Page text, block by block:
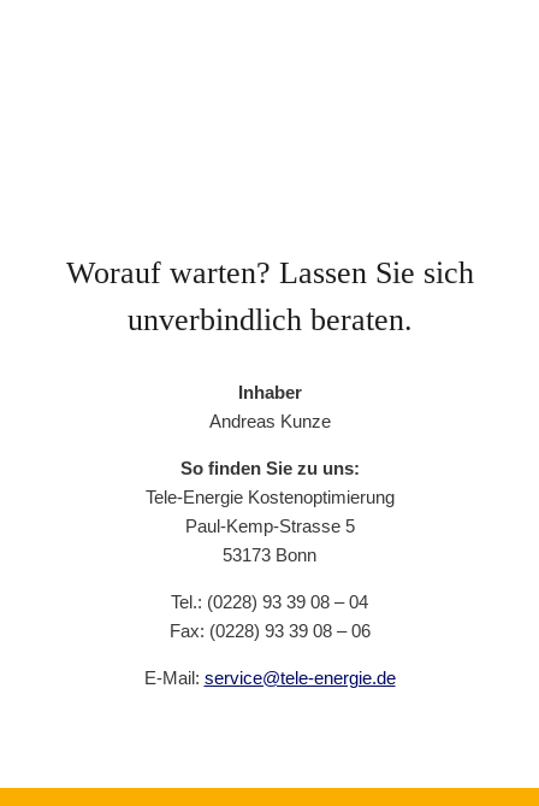
Worauf warten? Lassen Sie sich
unverbindlich beraten.
Inhaber
Andreas Kunze
So finden Sie zu uns:
Tele-Energie Kostenoptimierung
Paul-Kemp-Strasse 5
53173 Bonn
Tel.: (0228) 93 39 08 – 04
Fax: (0228) 93 39 08 – 06
E-Mail: service@tele-energie.de